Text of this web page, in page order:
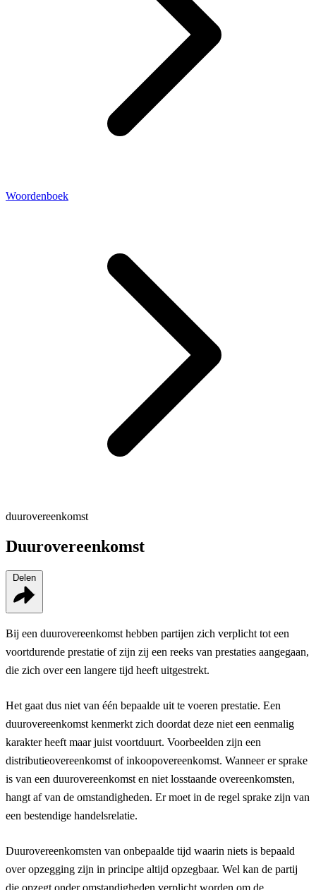
Woordenboek
duurovereenkomst
Duurovereenkomst
Bij een duurovereenkomst hebben partijen zich verplicht tot een
voortdurende prestatie of zijn zij een reeks van prestaties aangegaan,
die zich over een langere tijd heeft uitgestrekt.
Het gaat dus niet van één bepaalde uit te voeren prestatie. Een
duurovereenkomst kenmerkt zich doordat deze niet een eenmalig
karakter heeft maar juist voortduurt. Voorbeelden zijn een
distributieovereenkomst of inkoopovereenkomst. Wanneer er sprake
is van een duurovereenkomst en niet losstaande overeenkomsten,
hangt af van de omstandigheden. Er moet in de regel sprake zijn van
een bestendige handelsrelatie.
Duurovereenkomsten van onbepaalde tijd waarin niets is bepaald
over opzegging zijn in principe altijd opzegbaar. Wel kan de partij
die opzegt onder omstandigheden verplicht worden om de